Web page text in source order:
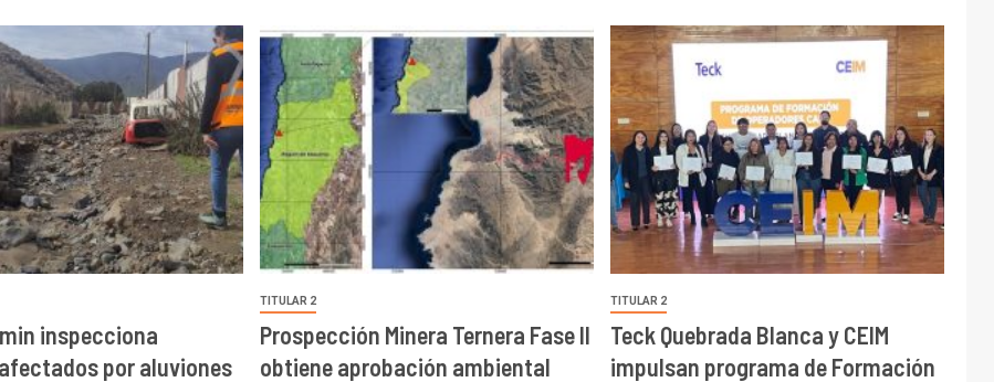
inspecciona
por aluviones
TITULAR 2
Prospección Minera Ternera Fase II
obtiene aprobación ambiental
TITULAR 2
Teck Quebrada Blanca y CEIM
impulsan programa de Formación